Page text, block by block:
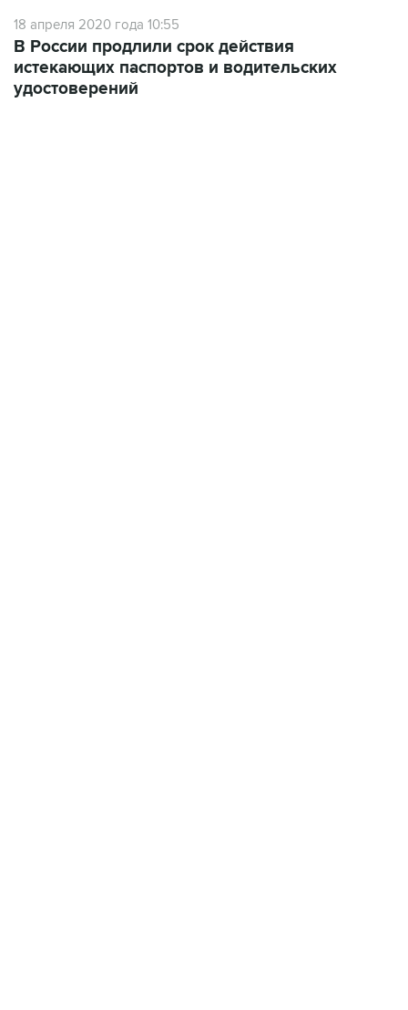
18 апреля 2020 года 10:55
В России продлили срок действия
истекающих паспортов и водительских
удостоверений